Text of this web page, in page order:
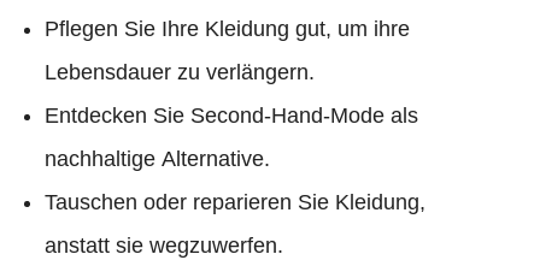
Pflegen Sie Ihre Kleidung gut, um ihre
Lebensdauer zu verlängern.
Entdecken Sie Second-Hand-Mode als
nachhaltige Alternative.
Tauschen oder reparieren Sie Kleidung,
anstatt sie wegzuwerfen.